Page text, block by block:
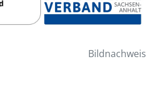
Bildnachweis